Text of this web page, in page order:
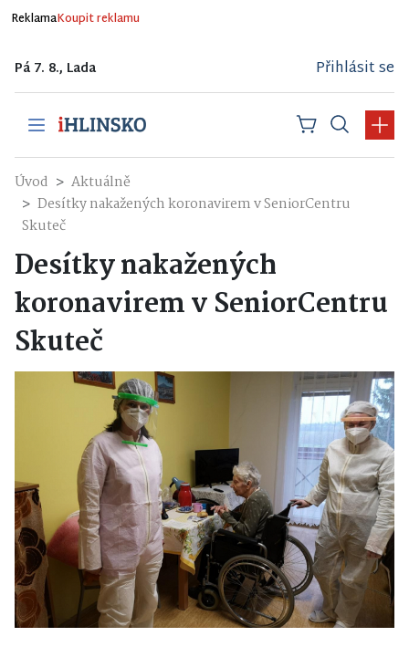
ReklamaKoupit reklamu
Pá 7. 8., Lada Přihlásit se
Úvod
Aktuálně
Desítky nakažených koronavirem v SeniorCentru
Skuteč
Desítky nakažených
koronavirem v SeniorCentru
Skuteč